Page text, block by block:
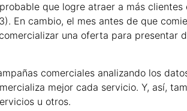
que logre atraer a más clientes
En cambio, el mes antes de que
una oferta para presentar
comerciales analizando los
mejor cada servicio. Y, así,
u otros.